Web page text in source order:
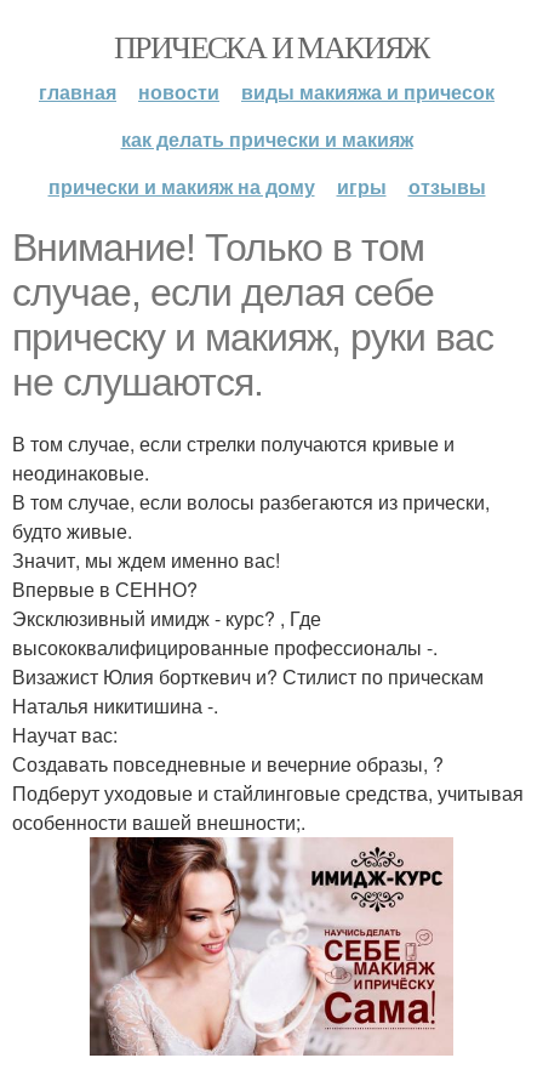
ПРИЧЕСКА И МАКИЯЖ
главная новости
виды макияжа и причесок
как делать прически и макияж
прически и макияж на дому
игры отзывы
Внимание! Только в том
случае, если делая себе
прическу и макияж, руки вас
не слушаются.
В том случае, если стрелки получаются кривые и
неодинаковые.
В том случае, если волосы разбегаются из прически,
будто живые.
Значит, мы ждем именно вас!
Впервые в СЕННО?
Эксклюзивный имидж - курс? , Где
высококвалифицированные профессионалы -.
Визажист Юлия борткевич и? Стилист по прическам
Наталья никитишина -.
Научат вас:
Создавать повседневные и вечерние образы, ?
Подберут уходовые и стайлинговые средства, учитывая
особенности вашей внешности;.